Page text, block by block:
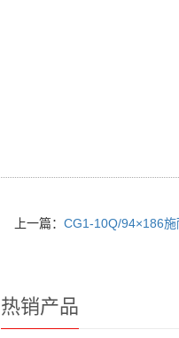
上一篇： CG1-10Q/94×186
热销产品